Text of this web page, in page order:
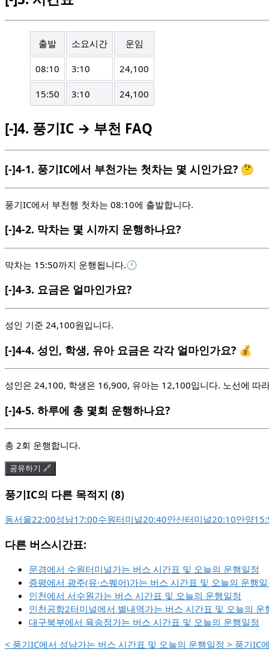
출발 소요시간 운임
08:10 3:10 24,100
15:50 3:10 24,100
[-]4. 풍기IC → 부천 FAQ
[-]4-1. 풍기IC에서 부천가는 첫차는 몇 시인가요? 🤔
풍기IC에서 부천행 첫차는 08:10에 출발합니다.
[-]4-2. 막차는 몇 시까지 운행하나요?
막차는 15:50까지 운행됩니다.🕛
[-]4-3. 요금은 얼마인가요?
성인 기준 24,100원입니다.
[-]4-4. 성인, 학생, 유아 요금은 각각 얼마인가요? 💰
성인은 24,100, 학생은 16,900, 유아는 12,100입니다. 노선에 따
[-]4-5. 하루에 총 몇회 운행하나요?
총 2회 운행합니다.
공유하기 🔗
풍기IC의 다른 목적지 (8)
동서울22:00성남17:00수원터미널20:40안산터미널20:10안양
다른 버스시간표:
문경에서 수원터미널가는 버스 시간표 및 오늘의 운행일정
증평에서 광주(유·스퀘어)가는 버스 시간표 및 오늘의 운행일
인천에서 서수원가는 버스 시간표 및 오늘의 운행일정
인천공항2터미널에서 별내역가는 버스 시간표 및 오늘의 운
대구북부에서 육송정가는 버스 시간표 및 오늘의 운행일정
< 풍기IC에서 성남가는 버스 시간표 및 오늘의 운행일정 > 풍기IC